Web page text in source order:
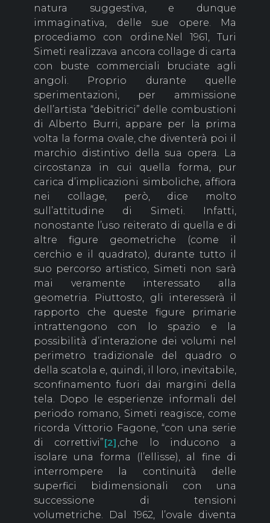
natura suggestiva, e dunque
immaginativa, delle sue opere. Ma
procediamo con ordine.Nel 1961, Turi
Simeti realizzava ancora collage di carta
con buste commerciali bruciate agli
angoli. Proprio durante quelle
sperimentazioni, per ammissione
dell’artista “debitrici” delle combustioni
di Alberto Burri, appare per la prima
volta la forma ovale, che diventerà poi il
marchio distintivo della sua opera. La
circostanza in cui quella forma, pur
carica d’implicazioni simboliche, affiora
nei collage, però, dice molto
sull’attitudine di Simeti. Infatti,
nonostante l’uso reiterato di quella e di
altre figure geometriche (come il
cerchio e il quadrato), durante tutto il
suo percorso artistico, Simeti non sarà
mai veramente interessato alla
geometria. Piuttosto, gli interesserà il
rapporto che queste figure primarie
intrattengono con lo spazio e la
possibilità d’interazione dei volumi nel
perimetro tradizionale del quadro o
della scatola e, quindi, il loro, inevitabile,
sconfinamento fuori dai margini della
tela. Dopo le esperienze informali del
periodo romano, Simeti reagisce, come
ricorda Vittorio Fagone, “con una serie
di correttivi”[2] ,che lo inducono a
isolare una forma (l’ellisse), al fine di
interrompere la continuità delle
superfici bidimensionali con una
successione di tensioni
volumetriche. Dal 1962, l’ovale diventa